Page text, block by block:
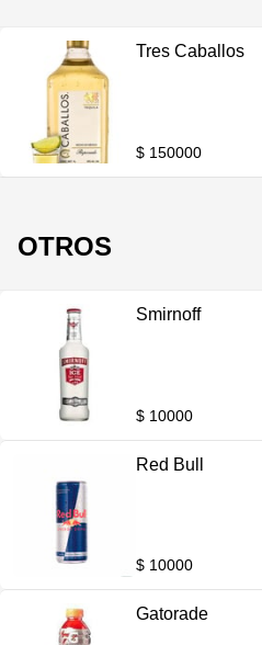
Tres Caballos
$ 150000
OTROS
Smirnoff
$ 10000
Red Bull
$ 10000
Gatorade